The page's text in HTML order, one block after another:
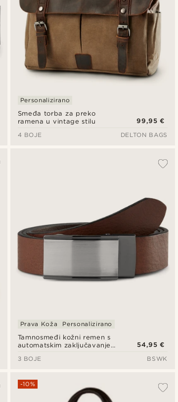
Smeđa torba za preko
ramena u vintage stilu
Personalizirano
99,95 €
4 BOJE
DELTON BAGS
Tamnosmeđi kožni remen s
automatskim zaključavanjem
Prava Koža Personalizirano
54,95 €
3 BOJE
BSWK
-10%